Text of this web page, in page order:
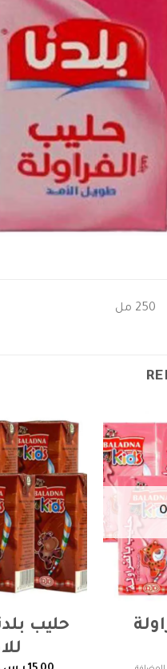
250 مل
Add to
wishlist
حليب